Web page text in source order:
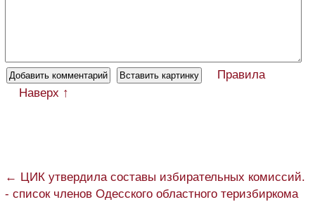
Правила
Наверх ↑
← ЦИК утвердила составы избирательных комиссий.
- список членов Одесского областного теризбиркома